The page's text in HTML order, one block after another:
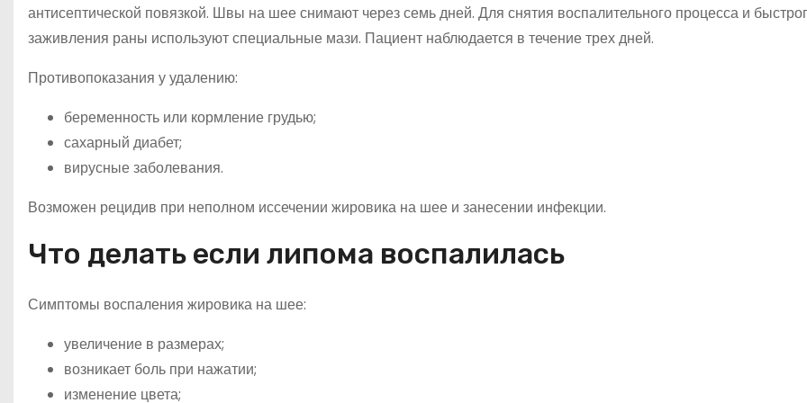
антисептической повязкой. Швы на шее снимают через семь дней. Для снятия воспалительного процесса и
заживления раны используют специальные мази. Пациент наблюдается в течение трех дней.
Противопоказания у удалению:
беременность или кормление грудью;
сахарный диабет;
вирусные заболевания.
Возможен рецидив при неполном иссечении жировика на шее и занесении инфекции.
Что делать если липома воспалилась
Симптомы воспаления жировика на шее:
увеличение в размерах;
возникает боль при нажатии;
изменение цвета;